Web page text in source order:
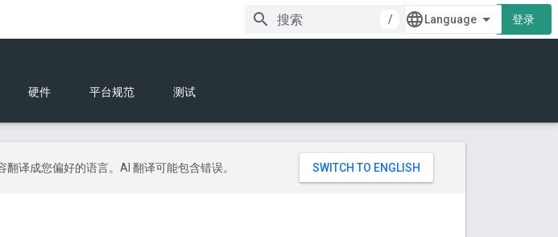
/
登录
硬件 平台规范 测试
翻译成您偏好的语言。AI 翻译可能包含错误。